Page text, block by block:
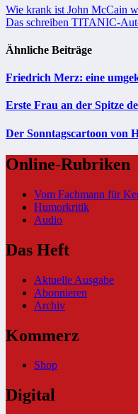
Wie krank ist John McCain
Das schreiben TITANIC-
Ähnliche Beiträge
Friedrich Merz: eine
Erste Frau an der Spitze
Der Sonntagscartoon von
Online-Rubriken
Vom Fachmann für
Humorkritik
Audio
Das Heft
Aktuelle Ausgabe
Abonnieren
Archiv
Kommerz
Shop
Digital